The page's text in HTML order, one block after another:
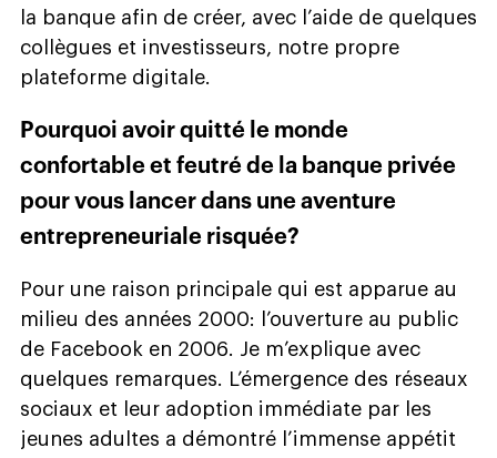
la banque afin de créer, avec l’aide de quelques
collègues et investisseurs, notre propre
plateforme digitale.
Pourquoi avoir quitté le monde
confortable et feutré de la banque privée
pour vous lancer dans une aventure
entrepreneuriale risquée?
Pour une raison principale qui est apparue au
milieu des années 2000: l’ouverture au public
de Facebook en 2006. Je m’explique avec
quelques remarques. L’émergence des réseaux
sociaux et leur adoption immédiate par les
jeunes adultes a démontré l’immense appétit